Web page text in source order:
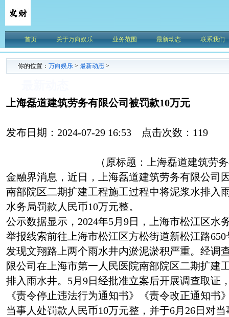
首页 关于万向娱乐 业务范围 最新动态 联系我们
你的位置： 万向娱乐 > 最新动态 >
上海磊道建筑劳务有限公司被罚款10万元
发布日期：2024-07-29 16:53 点击次数：119
（原标题：上海磊道建筑劳
金融界消息，近日，上海磊道建筑劳务有限公司
南部院区二期扩建工程施工过程中将泥浆水排入
水务局罚款人民币10万元整。
公示数据显示，2024年5月9日，上海市松江区水
举报线索前往上海市松江区方松街道新松江路
发现文翔路上两个雨水井内淤泥淤积严重。经调
限公司在上海市第一人民医院南部院区二期扩建
排入雨水井。5月9日经批准立案后开展调查取证
《责令停止违法行为通知书》《责令改正通知书
当事人处罚款人民币10万元整，并于6月26日对